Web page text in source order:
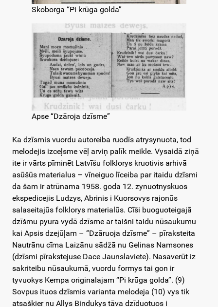
Skoborga “Pi krūga golda”
Apse “Dzāroja dzīsme”
Ka dzīsmis vuordu autoreiba ruodīs atrysynuota, tod
melodejis izceļsme vēļ arviņ palīk meikle. Vysaidā ziņā
ite ir vārts pīminēt Latvīšu folklorys kruotivis arhivā
asūšūs materialus – vīneiguo līceiba par itaidu dzīsmi
da šam ir atrūnama 1958. goda 12. zynuotnyskuos
ekspedicejis Ludzys, Abrinis i Kuorsovys rajonūs
salaseitajūs folklorys materialūs. Cīši buoguoteigajā
dzīšmu pyura vydā dzīsme ar taišni taidu nūsaukumu
kai Apsis dzejūļam – “Dzāruoja dzīsme” – pīraksteita
Nautrānu cīma Laizānu sādžā nu Gelinas Namsones
(dzīsmi pīrakstejuse Dace Jaunslaviete). Nasaverūt iz
sakriteibu nūsaukumā, vuordu formys tai gon ir
tyvuokys Kempa originalajam “Pi krūga golda”. (9)
Sovpus ituos dzīsmis varianta melodeja (10) vys tik
atsaškier nu Allys Bindukys tāva dzīduotuos i